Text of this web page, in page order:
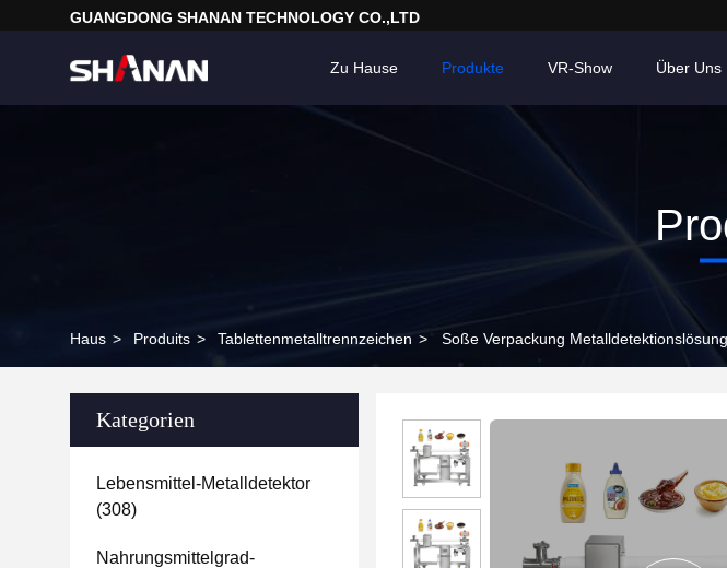
GUANGDONG SHANAN TECHNOLOGY CO.,LTD
Zu Hause Produkte VR-Show Über Uns
Haus > Produits > Tablettenmetalltrennzeichen > Soße Verpackung
Kategorien
Lebensmittel-Metalldetektor
(308)
Nahrungsmittelgrad-